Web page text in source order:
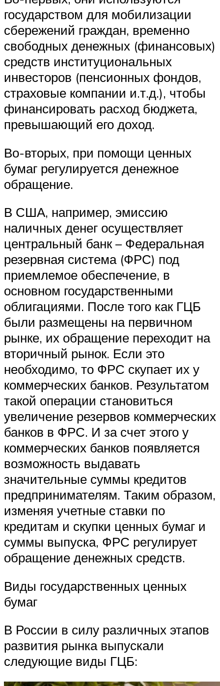
государством для мобилизации
сбережений граждан, временно
свободных денежных (финансовых)
средств институциональных
инвесторов (пенсионных фондов,
страховые компании и.т.д.), чтобы
финансировать расход бюджета,
превышающий его доход.
Во-вторых, при помощи ценных
бумаг регулируется денежное
обращение.
В США, например, эмиссию
наличных денег осуществляет
центральный банк – Федеральная
резервная система (ФРС) под
приемлемое обеспечение, в
основном государственными
облигациями. После того как ГЦБ
были размещены на первичном
рынке, их обращение переходит на
вторичный рынок. Если это
необходимо, то ФРС скупает их у
коммерческих банков. Результатом
такой операции становиться
увеличение резервов коммерческих
банков в ФРС. И за счет этого у
коммерческих банков появляется
возможность выдавать
значительные суммы кредитов
предпринимателям. Таким образом,
изменяя учетные ставки по
кредитам и скупки ценных бумаг и
суммы выпуска, ФРС регулирует
обращение денежных средств.
Виды государственных ценных
бумаг
В России в силу различных этапов
развития рынка выпускали
следующие виды ГЦБ: